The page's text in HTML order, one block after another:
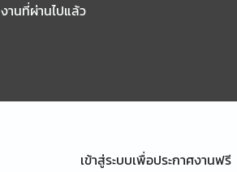
งานที่ผ่านไปแล้ว
เข้าสู่ระบบเพื่อประกาศงานฟรี